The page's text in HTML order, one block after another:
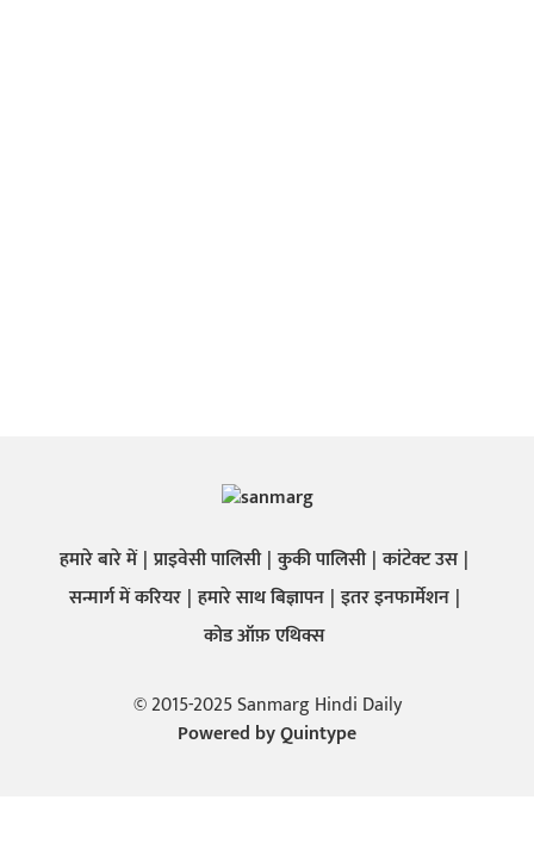
हमारे बारे में प्राइवेसी पालिसी कुकी पालिसी कांटेक्ट उस
सन्मार्ग में करियर हमारे साथ बिज्ञापन इतर इनफार्मेशन
कोड ऑफ़ एथिक्स
© 2015-2025 Sanmarg Hindi Daily
Powered byQuintype